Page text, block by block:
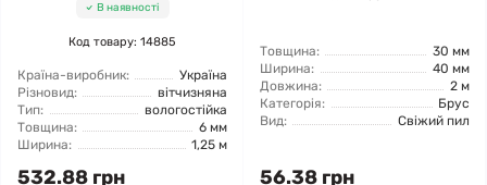
В наявності
Код товару: 14885
Країна-виробник:
Україна
Різновид:
вітчизняна
Тип:
вологостійка
Товщина:
6 мм
Ширина:
1,25 м
532.88 грн
Товщина:
30 мм
Ширина:
40 мм
Довжина:
2 м
Категорія:
Брус
Вид:
Свіжий пил
56.38 грн